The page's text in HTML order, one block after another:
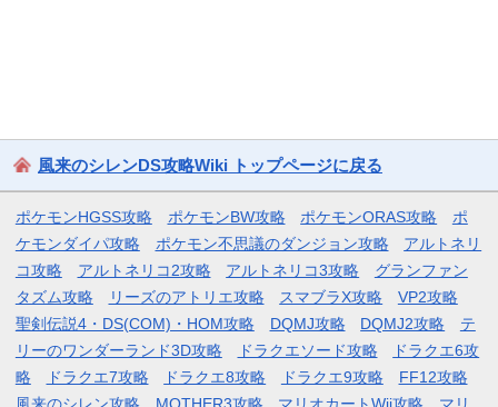
風来のシレンDS攻略Wiki トップページに戻る
ポケモンHGSS攻略 ポケモンBW攻略 ポケモンORAS攻略
ポ
ケモンダイパ攻略
ポケモン不思議のダンジョン攻略
アルトネリ
コ攻略
アルトネリコ2攻略 アルトネリコ3攻略
グランファン
タズム攻略
リーズのアトリエ攻略 スマブラX攻略
VP2攻略
聖剣伝説4・DS(COM)・HOM攻略
DQMJ攻略 DQMJ2攻略
テ
リーのワンダーランド3D攻略
ドラクエソード攻略
ドラクエ6攻
略
ドラクエ7攻略 ドラクエ8攻略 ドラクエ9攻略
FF12攻略
風来のシレン攻略
MOTHER3攻略 マリオカートWii攻略 マリ